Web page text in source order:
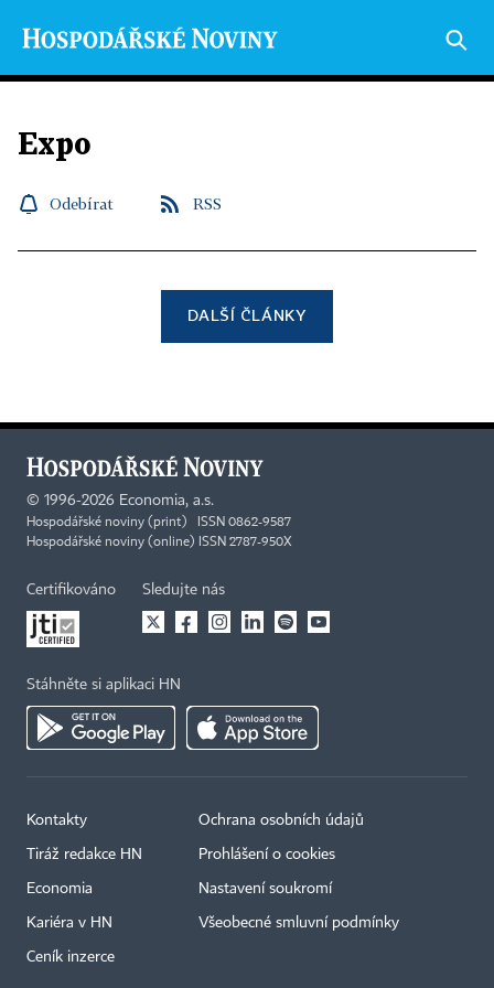
Expo
Odebírat RSS
DALŠÍ ČLÁNKY
© 1996-2026 Economia, a.s.
Hospodářské noviny (print) ISSN 0862-9587
Hospodářské noviny (online) ISSN 2787-950X
Certifikováno Sledujte nás
Stáhněte si aplikaci HN
Kontakty
Tiráž redakce HN
Economia
Kariéra v HN
Ceník inzerce
Ochrana osobních údajů
Prohlášení o cookies
Nastavení soukromí
Všeobecné smluvní podmínky